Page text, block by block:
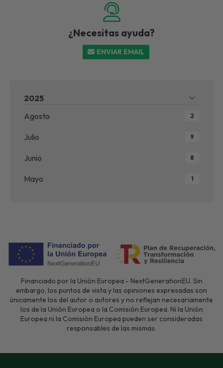
¿Necesitas ayuda?
ENVIAR EMAIL
2025
Agosto
2
Julio 9
Junio 8
Mayo 1
Financiado por la Unión Europea - NextGenerationEU. Sin
embargo, los puntos de vista y las opiniones expresadas son
únicamente los del autor o autores y no reflejan necesariamente
los de la Unión Europea o la Comisión Europea. Ni la Unión
Europea ni la Comisión Europea pueden ser consideradas
responsables de las mismas.